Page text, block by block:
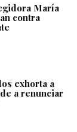
María
contra
exhorta a
a renunciar